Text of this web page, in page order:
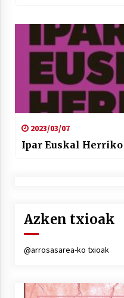
2023/03/07
Ipar Euskal Herriko
Azken txioak
@arrosasarea-ko txioak